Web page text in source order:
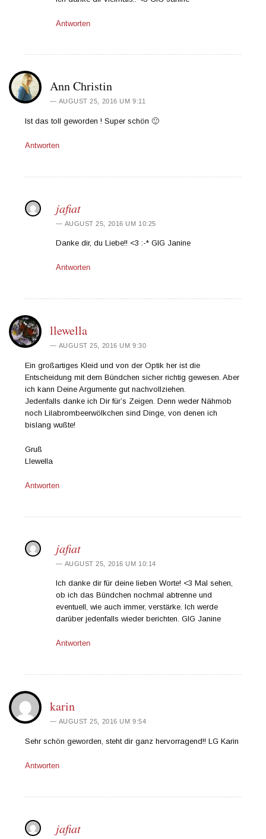
Antworten
Ann Christin
AUGUST 25, 2016 UM 9:11
Ist das toll geworden ! Super schön 🙂
Antworten
jafiat
AUGUST 25, 2016 UM 10:25
Danke dir, du Liebe!! <3 :-* GlG Janine
Antworten
llewella
AUGUST 25, 2016 UM 9:30
Ein großartiges Kleid und von der Optik her ist die
Entscheidung mit dem Bündchen sicher richtig gewesen. Aber
ich kann Deine Argumente gut nachvollziehen.
Jedenfalls danke ich Dir für’s Zeigen. Denn weder Nähmob
noch Lilabrombeerwölkchen sind Dinge, von denen ich
bislang wußte!
Gruß
Llewella
Antworten
jafiat
AUGUST 25, 2016 UM 10:14
Ich danke dir für deine lieben Worte! <3 Mal sehen,
ob ich das Bündchen nochmal abtrenne und
eventuell, wie auch immer, verstärke. Ich werde
darüber jedenfalls wieder berichten. GlG Janine
Antworten
karin
AUGUST 25, 2016 UM 9:54
Sehr schön geworden, steht dir ganz hervorragend!! LG Karin
Antworten
jafiat